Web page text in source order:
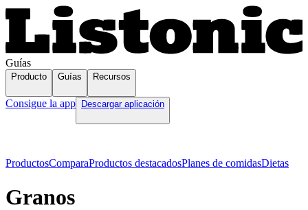
Guías
Producto Guías Recursos
Consigue la app Descargar aplicación
ProductosComparaProductos destacadosPlanes de comidasDietas
Granos